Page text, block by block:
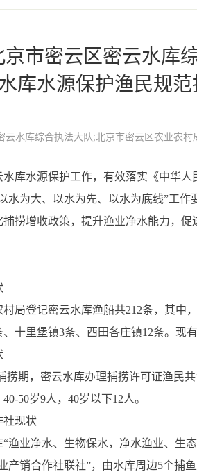
京市密云区密云水库
水库水源保护渔民规
云水库综合执法大队;北京市密云区农业农村
水库水源保护工作，有效落实《中华
水为大、以水为先、以水为底线”工
捞增收政策，提升渔业净水能力，
村局登记密云水库渔船共212条，其中
十里堡镇3条、西田各庄镇12条。现
捞期，密云水库办理捕捞许可证渔民
50岁9人，40岁以下12人。
社现状
渔业净水、生物保水，净水渔业、生
产销合作社联社”，由水库周边5个捕